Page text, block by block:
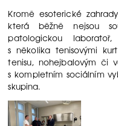
Kromě esoterické
která běžně nejsou
patologickou
s několika tenisovými
tenisu, nohejbalovým či
s kompletním sociálním
skupina.